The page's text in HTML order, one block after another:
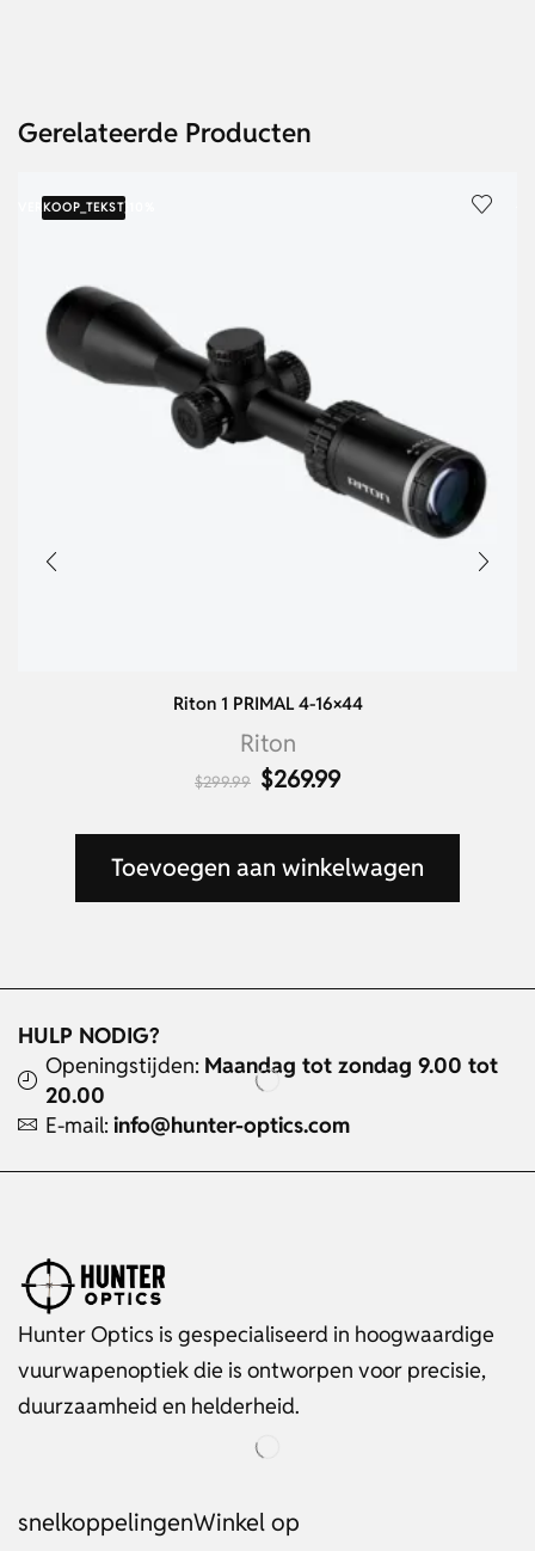
Gerelateerde Producten
{VERKOOP_TEKST}
Riton 1 PRIMAL 4-16×44
Riton
$299.99 $269.99
Toevoegen aan winkelwagen
HULP NODIG?
Openingstijden: Maandag tot zondag 9.00 tot
20.00
E-mail: info@hunter-optics.com
Hunter Optics is gespecialiseerd in hoogwaardige
vuurwapenoptiek die is ontworpen voor precisie,
duurzaamheid en helderheid.
snelkoppelingenWinkel op